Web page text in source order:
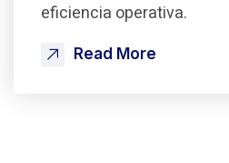
eficiencia operativa.
Read More